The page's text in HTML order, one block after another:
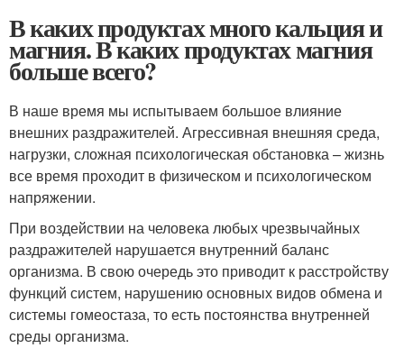
В каких продуктах много кальция и
магния. В каких продуктах магния
больше всего?
В наше время мы испытываем большое влияние
внешних раздражителей. Агрессивная внешняя среда,
нагрузки, сложная психологическая обстановка – жизнь
все время проходит в физическом и психологическом
напряжении.
При воздействии на человека любых чрезвычайных
раздражителей нарушается внутренний баланс
организма. В свою очередь это приводит к расстройству
функций систем, нарушению основных видов обмена и
системы гомеостаза, то есть постоянства внутренней
среды организма.